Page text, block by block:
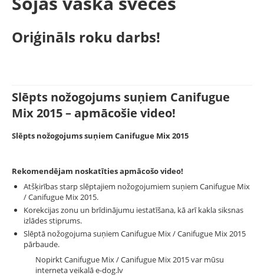
Oriģināls roku darbs!
Slēpts nožogojums suņiem Canifugue
Mix 2015 – apmācošie video!
Slēpts nožogojums suņiem Canifugue Mix 2015
Rekomendējam noskatīties apmācošo video!
Atšķirības starp slēptajiem nožogojumiem suņiem Canifugue Mix
/ Canifugue Mix 2015.
Korekcijas zonu un brīdinājumu iestatīšana, kā arī kakla siksnas
izlādes stiprums.
Slēptā nožogojuma suņiem Canifugue Mix / Canifugue Mix 2015
pārbaude.
Nopirkt Canifugue Mix / Canifugue Mix 2015 var mūsu
interneta veikalā e-dog.lv